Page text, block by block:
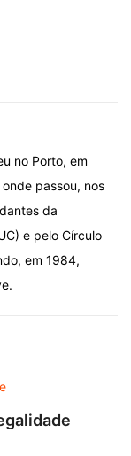
no Porto, em
passou, nos
da
e pelo Círculo
em 1984,